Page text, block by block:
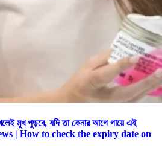
মুখ পুড়বে, যদি তা কেনার আগে গায়ে এই
| How to check the expiry date on